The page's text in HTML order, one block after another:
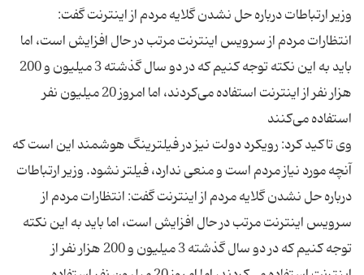
وزیر ارتباطات درباره حل نشدن گلایه مردم از اینترنت گفت:
انتظارات مردم از سرویس اینترنت مرتب در حال افزایش است، اما
باید به این نکته توجه کنیم که در دو سال گذشته 3 میلیون و 200
هزار نفر از اینترنت استفاده می‌کردند، اما امروز 20 میلیون نفر
وی تاکید کرد:‌ رویکرد دولت نیز در فیلترینگ هوشمند این است که
آنچه مورد نیاز مردم است و منعی ندارد، فیلتر نشود. وزیر ارتباطات
درباره حل نشدن گلایه مردم از اینترنت گفت: انتظارات مردم از
سرویس اینترنت مرتب در حال افزایش است، اما باید به این نکته
توجه کنیم که در دو سال گذشته 3 میلیون و 200 هزار نفر از